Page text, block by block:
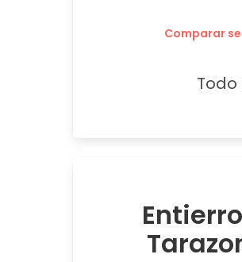
Comparar
Todo